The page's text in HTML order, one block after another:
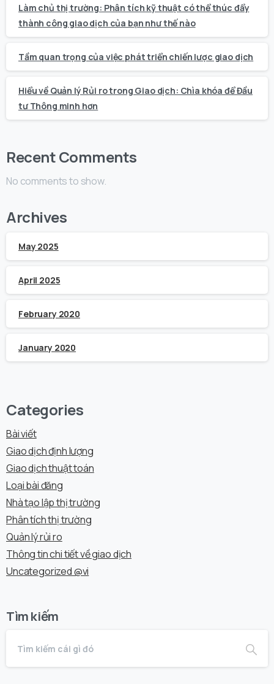
Làm chủ thị trường: Phân tích kỹ thuật có thể thúc đẩy
thành công giao dịch của bạn như thế nào
Tầm quan trọng của việc phát triển chiến lược giao dịch
Hiểu về Quản lý Rủi ro trong Giao dịch: Chìa khóa để Đầu
tư Thông minh hơn
Recent Comments
No comments to show.
Archives
May 2025
April 2025
February 2020
January 2020
Categories
Bài viết
Giao dịch định lượng
Giao dịch thuật toán
Loại bài đăng
Nhà tạo lập thị trường
Phân tích thị trường
Quản lý rủi ro
Thông tin chi tiết về giao dịch
Uncategorized @vi
Tìm kiếm